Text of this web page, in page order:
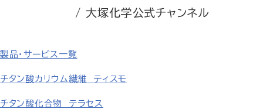
/ 大塚化学公式チャンネル
製品・サービス一覧
チタン酸カリウム繊維 ティスモ
チタン酸化合物 テラセス